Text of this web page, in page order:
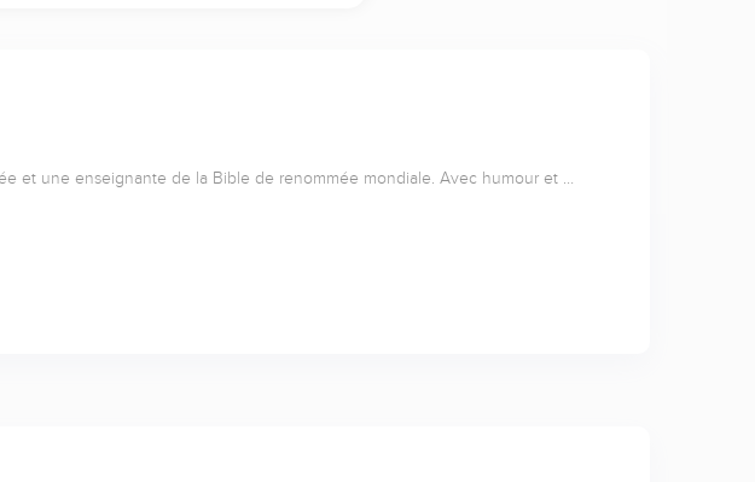
et une enseignante de la Bible de renommée mondiale. Avec humour et …